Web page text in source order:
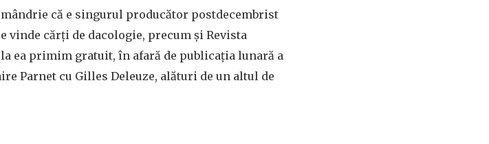
că e singurul producător postdecembrist
vinde cărți de dacologie, precum și Revista
ea primim gratuit, în afară de publicația lunară a
Parnet cu Gilles Deleuze, alături de un altul de